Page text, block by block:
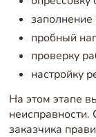
заполнение
пробный
проверку
настройку
На этом этапе
заказчика